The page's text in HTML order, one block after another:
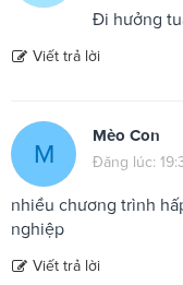
Đi hưởng
Viết trả lời
M
Mèo Con
Đăng lúc:
nhiều chương trình
nghiệp
Viết trả lời